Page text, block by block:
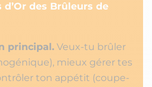
d’Or des Brûleurs de
principal. Veux-tu brûler
mieux gérer tes
ton appétit (coupe-